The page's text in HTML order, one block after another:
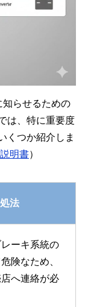
知らせるための
は、特に重要度
くつか紹介しま
明書）
法
ーキ系統の
険なため、
へ連絡が必